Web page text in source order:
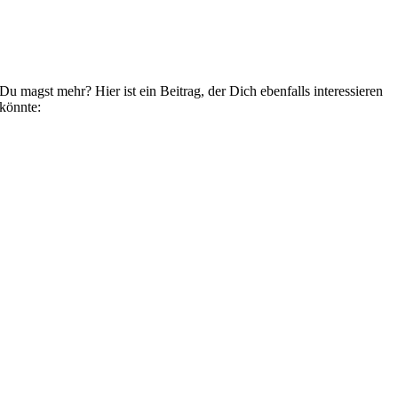
Du magst mehr? Hier ist ein Beitrag, der Dich ebenfalls interessieren
könnte: